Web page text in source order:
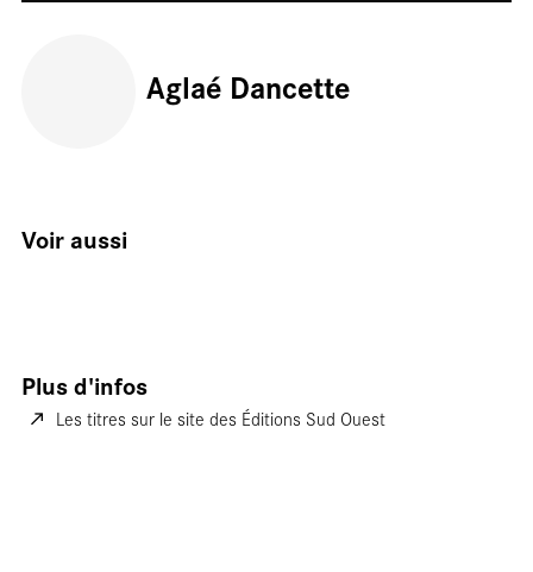
Aglaé Dancette
Voir aussi
Plus d'infos
Les titres sur le site des Éditions Sud Ouest